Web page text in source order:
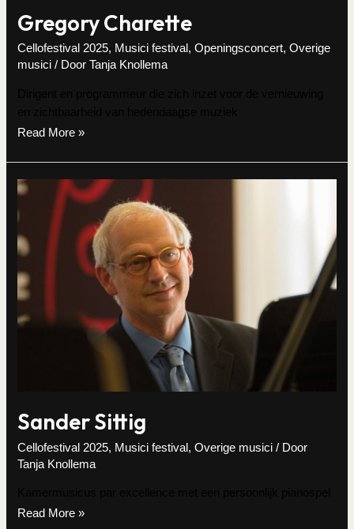
Gregory Charette
Cellofestival 2025, Musici festival ,Openingsconcert,Overige
musici / DoorTanja Knollema
Gregory
Read More »
Sander Sittig
Cellofestival 2025, Musici festival,Overige musici / Door
Tanja Knollema
Sander
Read More »